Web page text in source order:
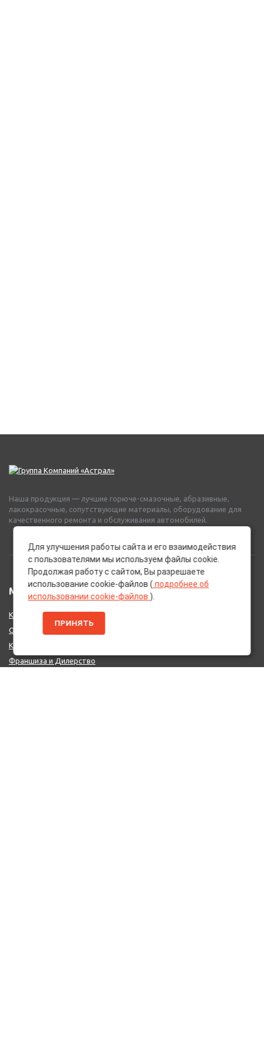
Наша продукция — лучшие горюче-смазочные, абразивные,
лакокрасочные, сопутствующие материалы, оборудование для
качественного ремонта и обслуживания автомобилей.
МЕНЮ
Каталог Брендов
О нас
Контакты
Франшиза и Дилерство
Для улучшения работы сайта и его взаимодействия
с пользователями мы используем файлы cookie.
Продолжая работу с сайтом, Вы разрешаете
использование cookie-файлов ( подробнее об
использовании cookie-файлов ).
ПРИНЯТЬ